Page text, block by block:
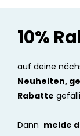
10%
auf deine
Neuheiten,
Rabatte
Dann melde